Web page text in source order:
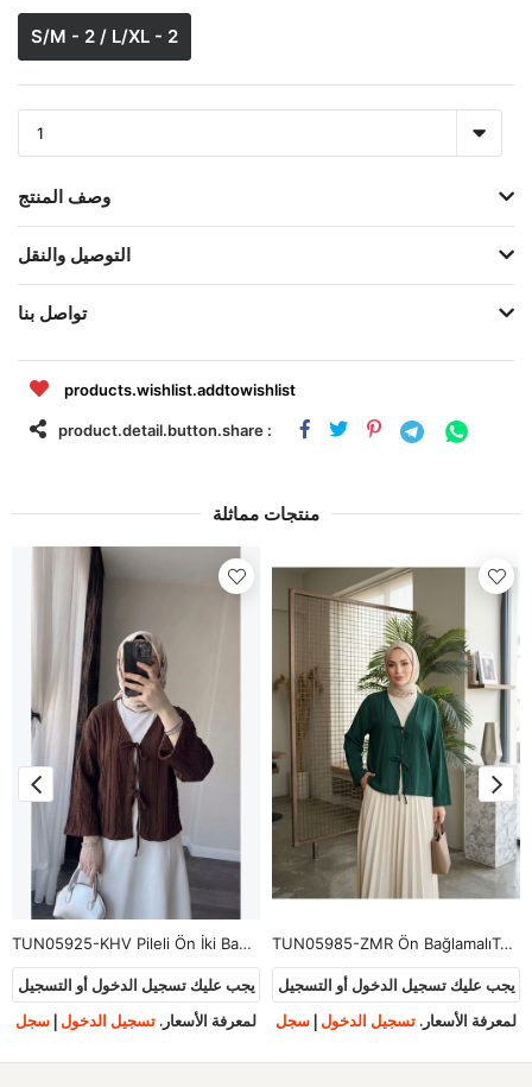
S/M - 2 / L/XL - 2
وصف المنتج
التوصيل والنقل
تواصل بنا
products.wishlist.addtowishlist
product.detail.button.share :
منتجات مماثلة
TUN05925-KHV Pileli Ön İki Bağlamalı Tunik-Kahve
يجب عليك تسجيل الدخول أو التسجيل
لمعرفة الأسعار. تسجيل الدخول | سجل
TUN05985-ZMR Ön BağlamalıTunik-Zümrüt Yeşili
يجب عليك تسجيل الدخول أو التسجيل
لمعرفة الأسعار. تسجيل الدخول | سجل